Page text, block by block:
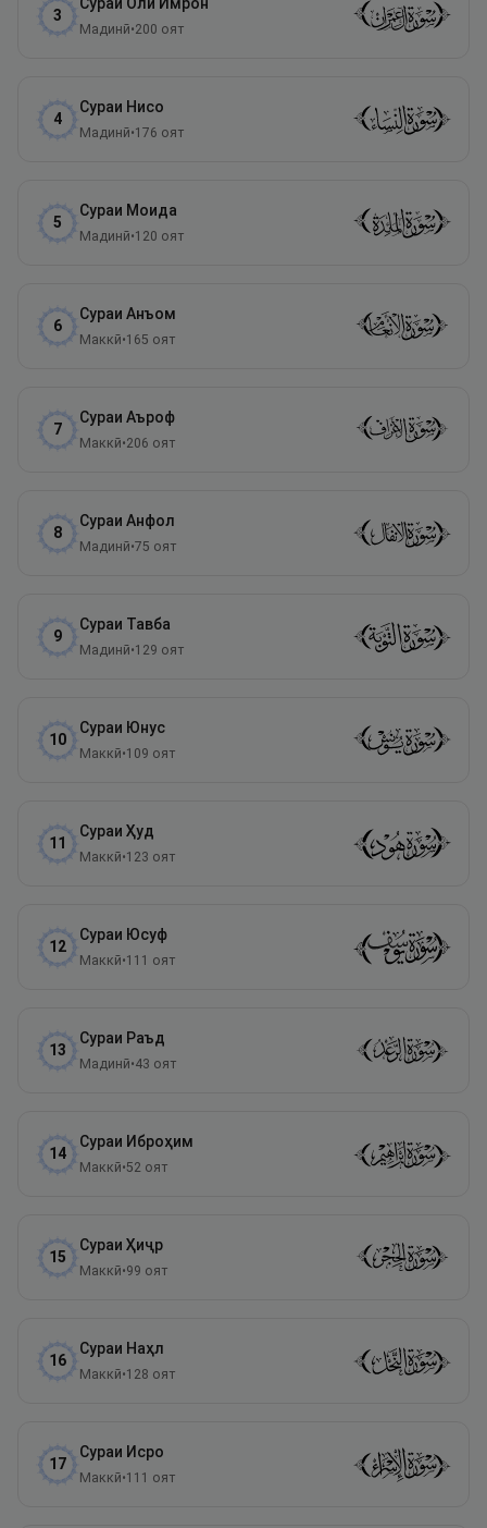
3
Мадинӣ•200 оят
4
Сураи Нисо
Мадинӣ•176 оят
5
Сураи Моида
Мадинӣ•120 оят
6
Сураи Анъом
Маккӣ•165 оят
7
Сураи Аъроф
Маккӣ•206 оят
8
Сураи Анфол
Мадинӣ•75 оят
9
Сураи Тавба
Мадинӣ•129 оят
10
Сураи Юнус
Маккӣ•109 оят
11
Сураи Ҳуд
Маккӣ•123 оят
12
Сураи Юсуф
Маккӣ•111 оят
13
Сураи Раъд
Мадинӣ•43 оят
14
Сураи Иброҳим
Маккӣ•52 оят
15
Сураи Ҳиҷр
Маккӣ•99 оят
16
Сураи Наҳл
Маккӣ•128 оят
17
Сураи Исро
Маккӣ•111 оят